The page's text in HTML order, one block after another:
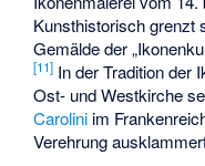
Kunsthistorisch grenzt
Gemälde der
[11] In der Tradition der
Ost- und Westkirche
Carolini im
Verehrung